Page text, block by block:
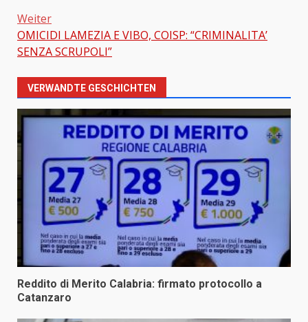
Weiter
OMICIDI LAMEZIA E VIBO, COISP: “CRIMINALITA’
SENZA SCRUPOLI”
VERWANDTE GESCHICHTEN
Reddito di Merito Calabria: firmato protocollo a
Catanzaro